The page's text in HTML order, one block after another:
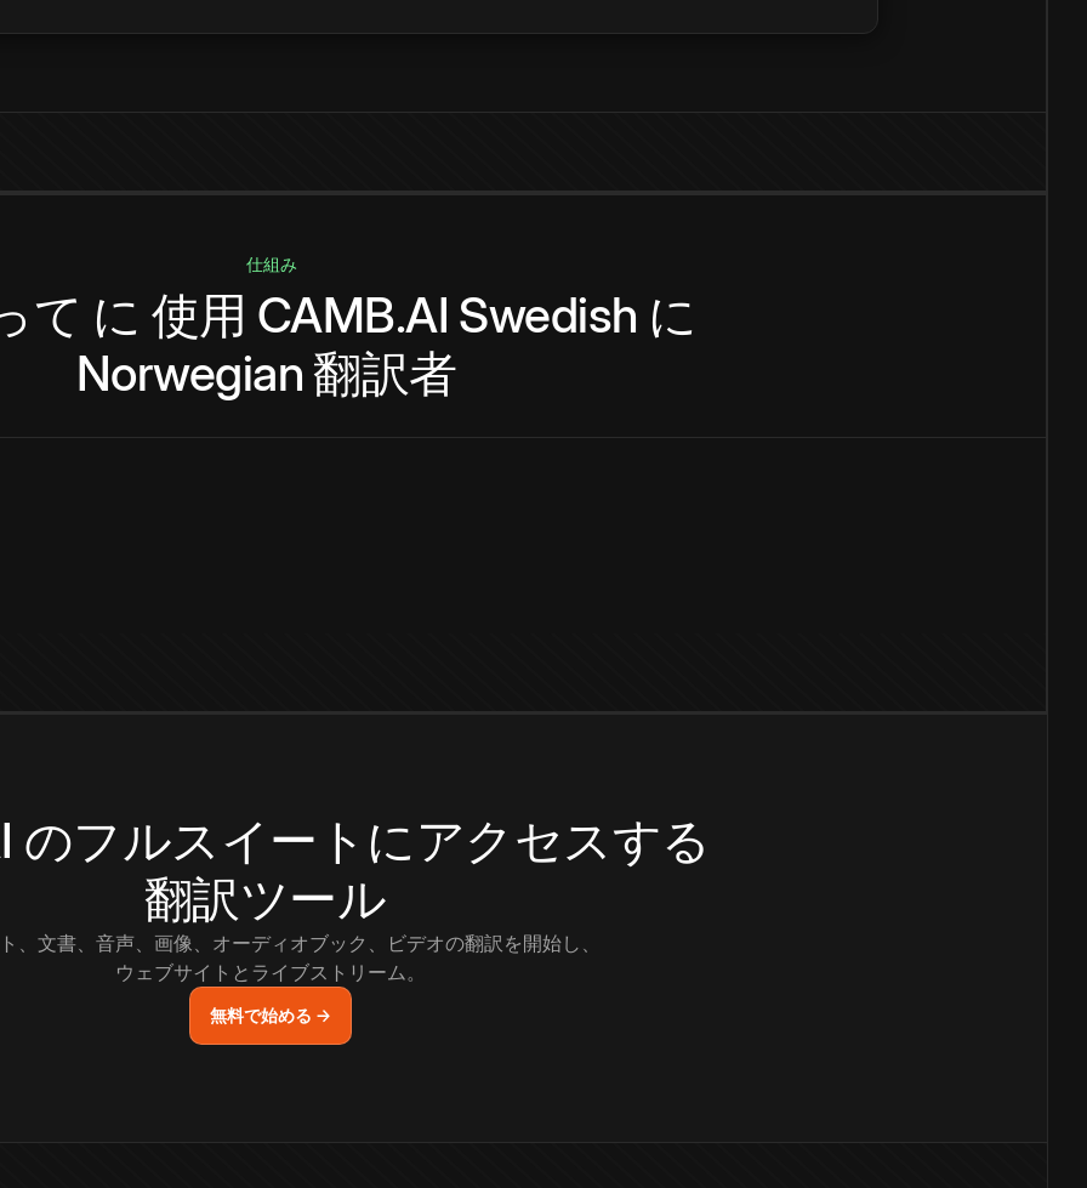
仕組み
て に 使用 CAMB.AI Swedish に
Norwegian 翻訳者
のフルスイートにアクセスする
翻訳ツール
、文書、音声、画像、オーディオブック、ビデオの翻訳を開始し、
ウェブサイトとライブストリーム。
無料で始める →